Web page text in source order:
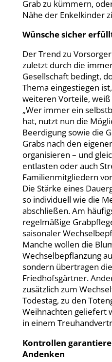
Grab zu kümmern,
Nähe der Enkelkinder
Wünsche sicher
Der Trend zu
zuletzt durch die
Gesellschaft bedingt,
Thema eingestiegen
weiteren Vorteile,
„Wer immer ein
hat, nutzt nun die
Beerdigung sowie die
Grabs nach den
organisieren – und
entlasten oder auch
Familienmitgliedern
Die Stärke eines
so individuell wie die
abschließen. Am
regelmäßige
saisonaler
Manche wollen die
Wechselbepflanzung
sondern übertragen
Friedhofsgärtner.
zusätzlich zum
Todestag, zu den
Weihnachten geliefert
in einem
Kontrollen
Andenken